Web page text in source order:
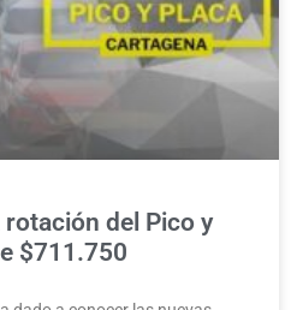
del Pico y
$711.750